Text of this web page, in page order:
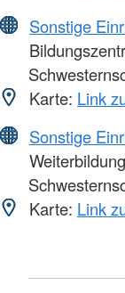
Sonstige
Karte: Link
Sonstige
Karte: Link